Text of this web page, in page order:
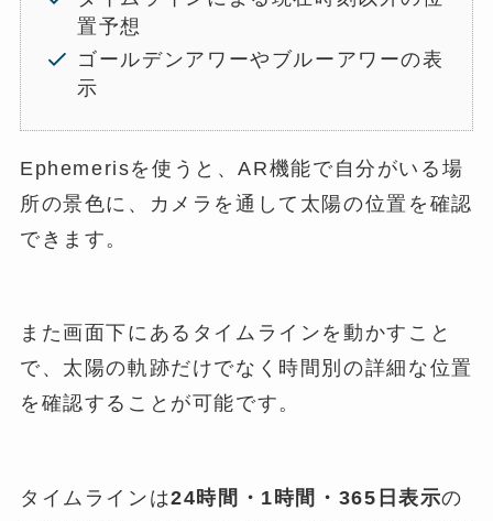
置予想
ゴールデンアワーやブルーアワーの表
示
Ephemerisを使うと、AR機能で自分がいる場
所の景色に、カメラを通して太陽の位置を確認
できます。
また画面下にあるタイムラインを動かすこと
で、太陽の軌跡だけでなく時間別の詳細な位置
を確認することが可能です。
タイムラインは24時間・1時間・365日表示の